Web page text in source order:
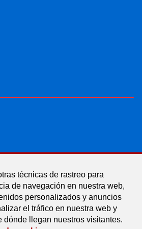
técnicas de rastreo para
de navegación en nuestra web,
personalizados y anuncios
el tráfico en nuestra web y
dónde llegan nuestros visitantes.